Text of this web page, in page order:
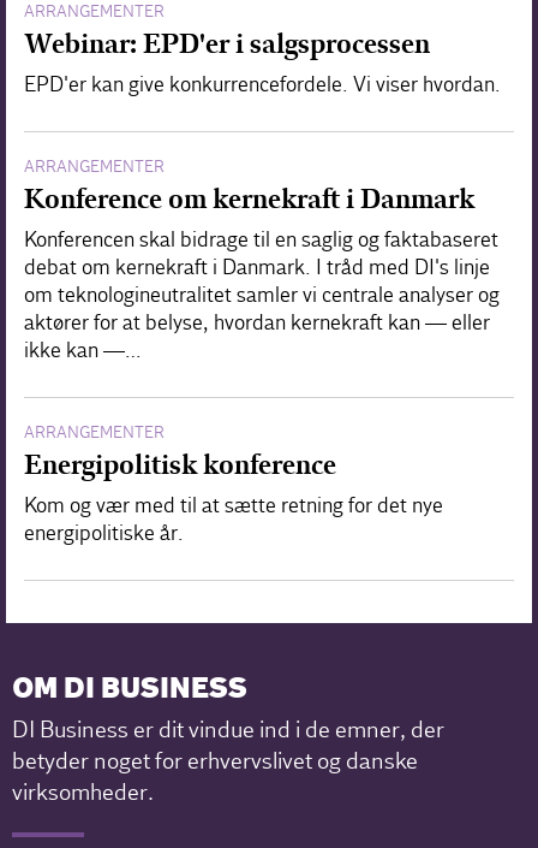
ARRANGEMENTER
Webinar: EPD'er i salgsprocessen
EPD'er kan give konkurrencefordele. Vi viser hvordan.
ARRANGEMENTER
Konference om kernekraft i Danmark
Konferencen skal bidrage til en saglig og faktabaseret
debat om kernekraft i Danmark. I tråd med DI's linje
om teknologineutralitet samler vi centrale analyser og
aktører for at belyse, hvordan kernekraft kan — eller
ikke kan —…
ARRANGEMENTER
Energipolitisk konference
Kom og vær med til at sætte retning for det nye
energipolitiske år.
OM DI BUSINESS
DI Business er dit vindue ind i de emner, der
betyder noget for erhvervslivet og danske
virksomheder.